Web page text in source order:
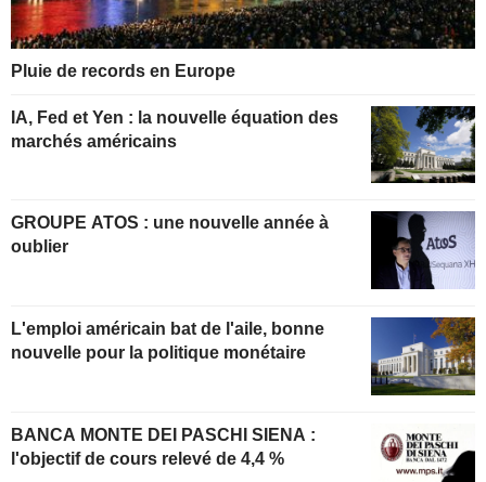
Pluie de records en Europe
IA, Fed et Yen : la nouvelle équation des
marchés américains
GROUPE ATOS : une nouvelle année à
oublier
L'emploi américain bat de l'aile, bonne
nouvelle pour la politique monétaire
BANCA MONTE DEI PASCHI SIENA :
l'objectif de cours relevé de 4,4 %